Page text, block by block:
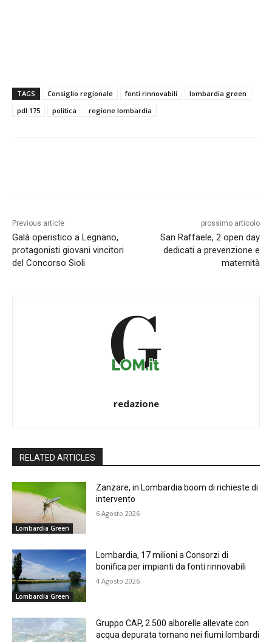
TAGS Consiglio regionale fonti rinnovabili
lombardia green
pdl 175
politica regione lombardia
Previous article
Galà operistico a Legnano,
protagonisti giovani vincitori
del Concorso Sioli
prossimo articolo
San Raffaele, 2 open day
dedicati a prevenzione e
maternità
redazione
RELATED ARTICLES
Lombardia Green
Zanzare, in Lombardia boom di richieste di
intervento
6 Agosto 2026
Lombardia Green
Lombardia, 17 milioni a Consorzi di
bonifica per impianti da fonti rinnovabili
4 Agosto 2026
Gruppo CAP, 2.500 alborelle allevate con
acqua depurata tornano nei fiumi lombardi